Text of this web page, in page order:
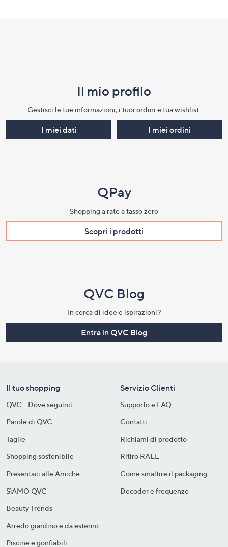
Il mio profilo​
Gestisci le tue informazioni, i tuoi ordini e tua wishlist.​
I miei dati I miei ordini
QPay
Shopping a rate a tasso zero​
Scopri i prodotti​
QVC Blog
In cerca di idee e ispirazioni?
Entra in QVC Blog
Il tuo shopping
QVC - Dove seguirci
Parole di QVC
Taglie
Shopping sostenibile​
Presentaci alle Amiche
SìAMO QVC
Beauty Trends
Arredo giardino e da esterno
Piscine e gonfiabili
Servizio Clienti
Supporto e FAQ
Contatti
Richiami di prodotto
Ritiro RAEE
Come smaltire il packaging​
Decoder e frequenze​